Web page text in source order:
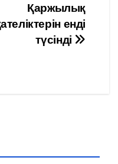
Қаржылық
енді
түсінді